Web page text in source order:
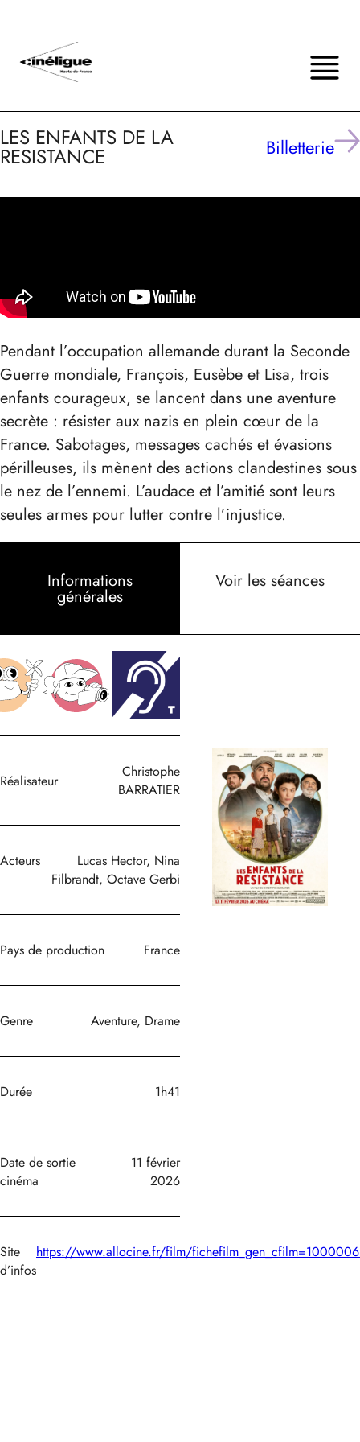
LES ENFANTS DE LA
RESISTANCE Billetterie
Pendant l’occupation allemande durant la Seconde
Guerre mondiale, François, Eusèbe et Lisa, trois
enfants courageux, se lancent dans une aventure
secrète : résister aux nazis en plein cœur de la
France. Sabotages, messages cachés et évasions
périlleuses, ils mènent des actions clandestines sous
le nez de l’ennemi. L’audace et l’amitié sont leurs
seules armes pour lutter contre l’injustice.
Informations
générales
Voir les séances
Réalisateur
Christophe
BARRATIER
Acteurs
Lucas Hector, Nina
Filbrandt, Octave Gerbi
Pays de production France
Genre Aventure, Drame
Durée 1h41
Date de sortie
cinéma
11 février
2026
Site
d’infos
https://www.allocine.fr/film/